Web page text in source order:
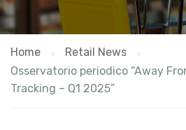
Home
Retail News
Osservatorio periodico “Away
Tracking – Q1 2025”